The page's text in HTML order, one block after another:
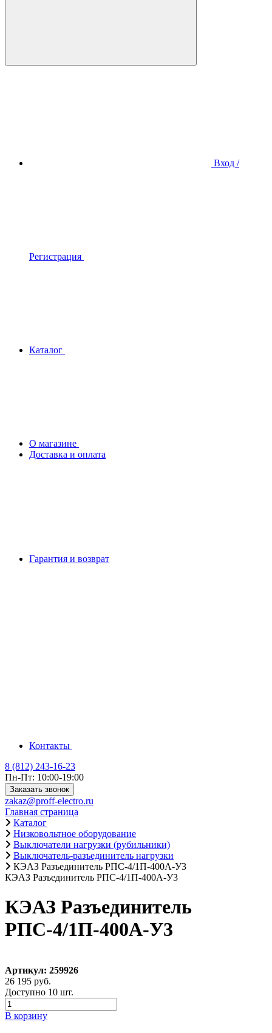
Вход /
Регистрация
Каталог
О магазине
Доставка и оплата
Гарантия и возврат
Контакты
8 (812) 243-16-23
Пн-Пт: 10:00-19:00
Заказать звонок
zakaz@proff-electro.ru
Главная страница
Каталог
Низковольтное оборудование
Выключатели нагрузки (рубильники)
Выключатель-разъединитель нагрузки
КЭАЗ Разъединитель РПС-4/1П-400А-У3
КЭАЗ Разъединитель РПС-4/1П-400А-У3
КЭАЗ Разъединитель
РПС-4/1П-400А-У3
Артикул: 259926
26 195 руб.
Доступно 10 шт.
В корзину